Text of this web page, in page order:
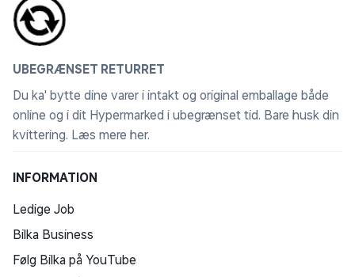
UBEGRÆNSET RETURRET
Du ka' bytte dine varer i intakt og original emballage både
online og i dit Hypermarked i ubegrænset tid. Bare husk din
kvittering. Læs mere her.
INFORMATION
Ledige Job
Bilka Business
Følg Bilka på YouTube